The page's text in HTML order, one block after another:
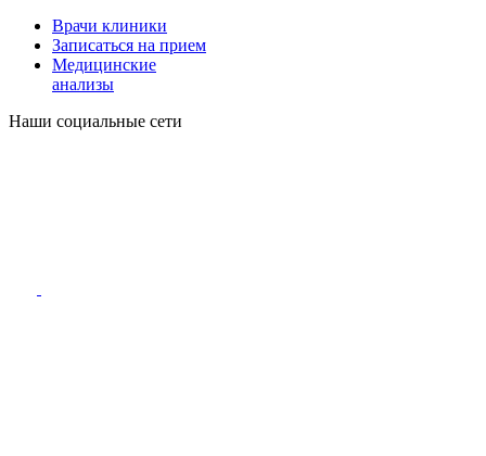
Врачи клиники
Записаться на прием
Медицинские
анализы
Наши социальные сети